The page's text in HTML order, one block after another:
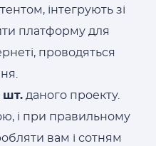
інтегрують зі
платформу для
проводяться
шт. даного проекту.
і при правильному
вам і сотням